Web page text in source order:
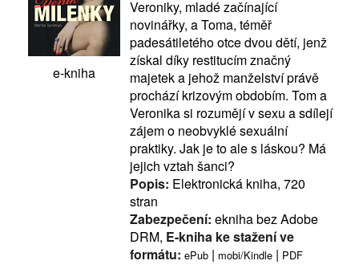
e-kniha
Veroniky, mladé začínající
novinářky, a Toma, téměř
padesátiletého otce dvou dětí, jenž
získal díky restitucím značný
majetek a jehož manželství právě
prochází krizovým obdobím. Tom a
Veronika si rozumějí v sexu a sdílejí
zájem o neobvyklé sexuální
praktiky. Jak je to ale s láskou? Má
jejich vztah šanci?
Popis: Elektronická kniha, 720
stran
Zabezpečení: ekniha bez Adobe
DRM, E-kniha ke stažení ve
formátu: ePub | mobi/Kindle | PDF